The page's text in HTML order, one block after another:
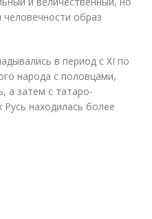
образ
в период с XI по
народа с половцами,
а затем с татаро-
находилась более